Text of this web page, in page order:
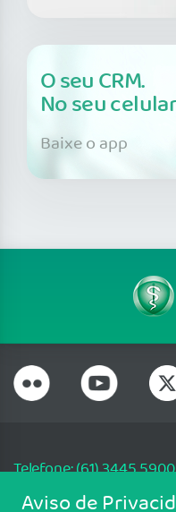
O seu CRM.
No seu
Baixe o app
Telefone: (61) 3445 5900
Email:
Aviso de